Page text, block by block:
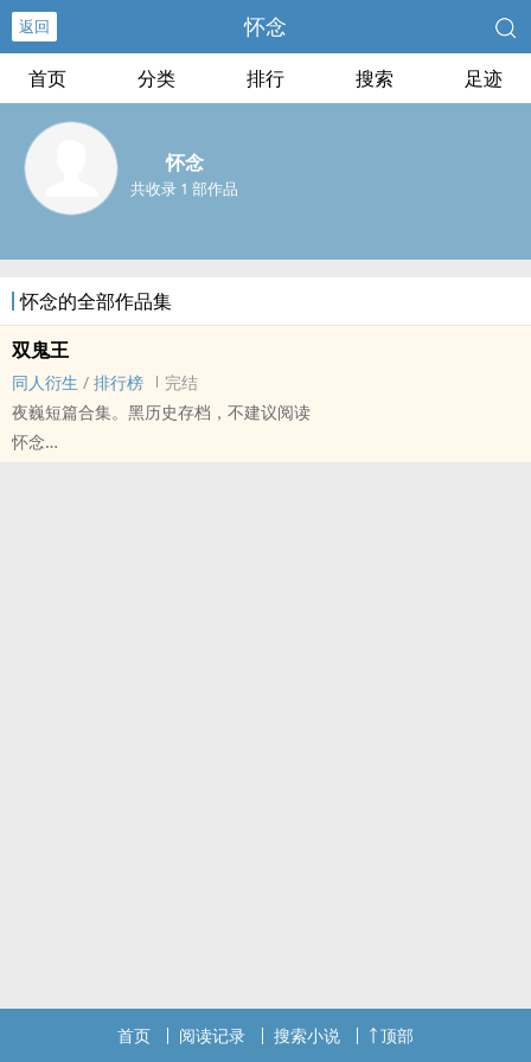
返回 怀念
首页 分类 排行 搜索 足迹
怀念
共收录 1 部作品
怀念的全部作品集
双鬼王
同人衍生 / 排行榜
完结
夜巍短篇合集。黑历史存档，不建议阅读
怀念
首页 阅读记录 搜索小说 顶部